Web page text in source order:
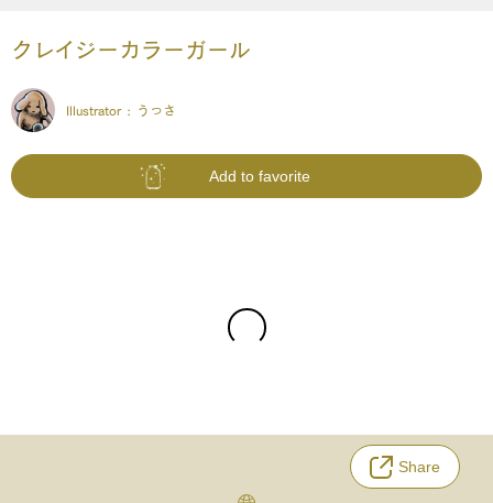
クレイジーカラーガール
Illustrator : うっさ
Add to favorite
Share